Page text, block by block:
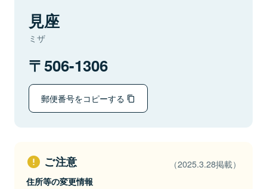
見座
ミザ
506-1306
郵便番号をコピーする
ご注意 （2025.3.28掲載）
住所等の変更情報